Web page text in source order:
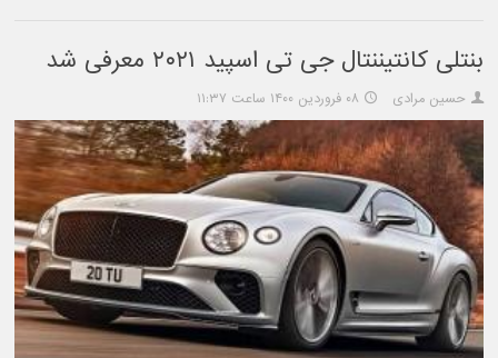
بنتلی کانتیننتال جی تی اسپید ۲۰۲۱ معرفی شد
حسین مرادی ۰۸ فروردین ۱۴۰۰ ساعت ۱۱:۳۷